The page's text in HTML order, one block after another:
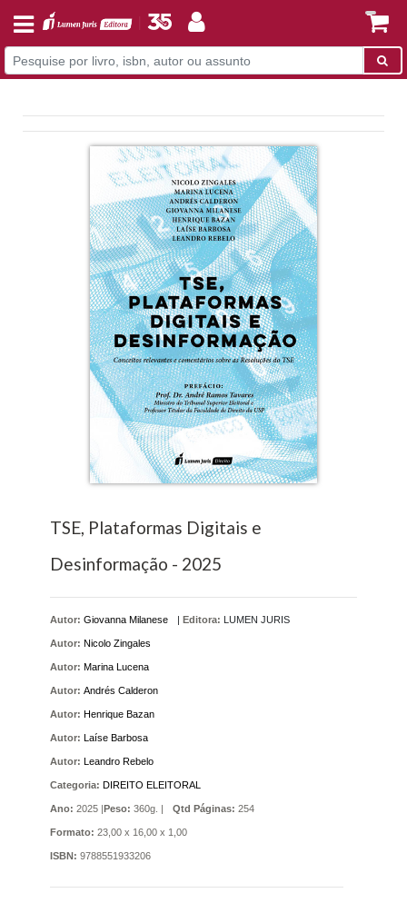
TSE, Plataformas Digitais e
Desinformação - 2025
Autor: Giovanna Milanese
Autor: Nicolo Zingales
Autor: Marina Lucena
Autor: Andrés Calderon
Autor: Henrique Bazan
Autor: Laíse Barbosa
Autor: Leandro Rebelo
| Editora: LUMEN JURIS
Categoria: DIREITO ELEITORAL
Ano: 2025 |Peso: 360g. | Qtd Páginas: 254
Formato: 23,00 x 16,00 x 1,00
ISBN: 9788551933206